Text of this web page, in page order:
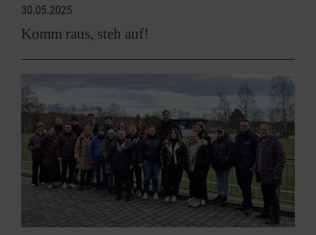
30.05.2025
Komm raus, steh auf!